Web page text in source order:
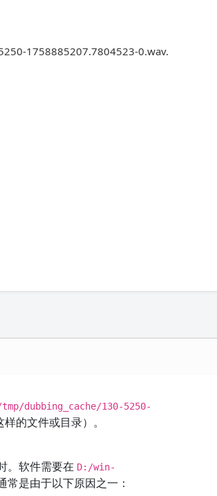
1758885207.7804523-0.wav.
dubbing_cache/130-5250-
的文件或目录）。
。软件需要在 D:/win-
是由于以下原因之一：